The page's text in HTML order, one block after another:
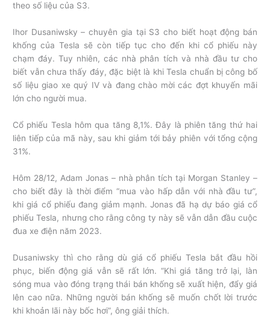
theo số liệu của S3.
Ihor Dusaniwsky – chuyên gia tại S3 cho biết hoạt động bán
khống của Tesla sẽ còn tiếp tục cho đến khi cổ phiếu này
chạm đáy. Tuy nhiên, các nhà phân tích và nhà đầu tư cho
biết vẫn chưa thấy đáy, đặc biệt là khi Tesla chuẩn bị công bố
số liệu giao xe quý IV và đang chào mời các đợt khuyến mãi
lớn cho người mua.
Cổ phiếu Tesla hôm qua tăng 8,1%. Đây là phiên tăng thứ hai
liên tiếp của mã này, sau khi giảm tới bảy phiên với tổng cộng
31%.
Hôm 28/12, Adam Jonas – nhà phân tích tại Morgan Stanley –
cho biết đây là thời điểm “mua vào hấp dẫn với nhà đầu tư”,
khi giá cổ phiếu đang giảm mạnh. Jonas đã hạ dự báo giá cổ
phiếu Tesla, nhưng cho rằng công ty này sẽ vẫn dẫn đầu cuộc
đua xe điện năm 2023.
Dusaniwsky thì cho rằng dù giá cổ phiếu Tesla bắt đầu hồi
phục, biến động giá vẫn sẽ rất lớn. “Khi giá tăng trở lại, làn
sóng mua vào đóng trạng thái bán khống sẽ xuất hiện, đẩy giá
lên cao nữa. Những người bán khống sẽ muốn chốt lời trước
khi khoản lãi này bốc hơi”, ông giải thích.